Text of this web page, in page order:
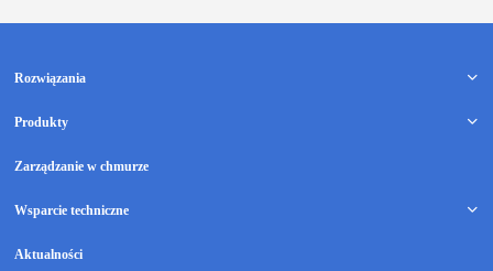
Rozwiązania
Produkty
Zarządzanie w chmurze
Wsparcie techniczne
Aktualności